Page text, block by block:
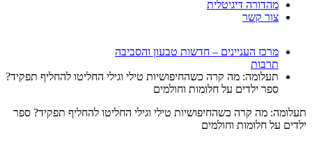
מהדורה דיגיטלית
צור קשר
מרכז העניינים – חדשות טבעון והסביבה
תרבות
תעלומה: מה קרה כשהחיפושיות טילי וגילי החליטו להחליף תפקיד?
ספר ילדים על חלומות וחולמים
תעלומה: מה קרה כשהחיפושיות טילי וגילי החליטו להחליף תפקיד? ספר
ילדים על חלומות וחולמים